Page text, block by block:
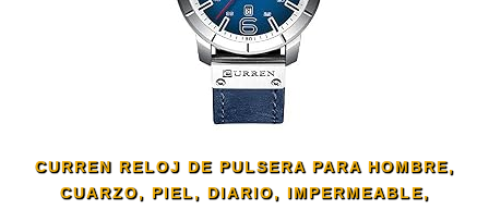
CURREN RELOJ DE PULSERA PARA HOMBRE,
CUARZO, PIEL, DIARIO, IMPERMEABLE,